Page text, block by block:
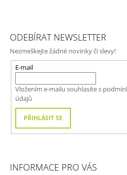
ODEBÍRAT NEWSLETTER
Nezmeškejte žádné novinky či slevy!
E-mail
Vložením e-mailu souhlasíte s
údajů
PŘIHLÁSIT SE
INFORMACE PRO VÁS